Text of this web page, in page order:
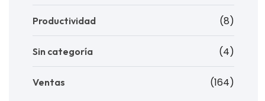
Productividad (8)
Sin categoría (4)
Ventas (164)